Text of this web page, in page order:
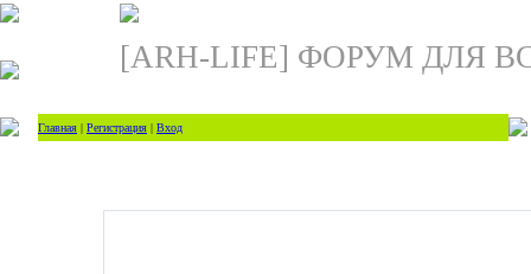
[ARH-LIFE] ФОРУМ ДЛЯ
Главная | Регистрация | Вход